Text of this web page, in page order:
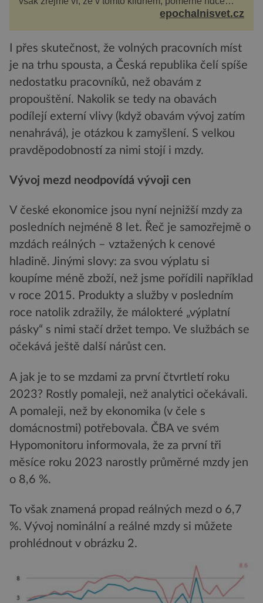
navštěvovaném koutu vesnické Šumavy se nachází
epochalnisvet.cz
I přes skutečnost, že volných pracovních míst
je na trhu spousta, a Česká republika čelí spíše
nedostatku pracovníků, než obavám z
propouštění. Nakolik se tedy na obavách
podílejí externí vlivy (když obavám vývoj zatím
nenahrává), je otázkou k zamyšlení. S velkou
pravděpodobností za nimi stojí i mzdy.
Vývoj mezd neodpovídá vývoji cen
V české ekonomice jsou nyní nejnižší mzdy za
posledních nejméně 8 let. Řeč je samozřejmě o
mzdách reálných – vztažených k cenové
hladině. Jinými slovy: za svou výplatu si
koupíme méně zboží, než jsme pořídili například
v roce 2015. Produkty a služby v posledním
roce natolik zdražily, že málokteré „výplatní
pásky“ s nimi stačí držet tempo. Ve službách se
očekává ještě další nárůst cen.
A jak je to se mzdami za první čtvrtletí roku
2023? Rostly pomaleji, než analytici očekávali.
A pomaleji, než by ekonomika (v čele s
domácnostmi) potřebovala. ČBA ve svém
Hypomonitoru informovala, že za první tři
měsíce roku 2023 narostly průměrné mzdy jen
o 8,6 %.
To však znamená propad reálných mezd o 6,7
%. Vývoj nominální a reálné mzdy si můžete
prohlédnout v obrázku 2.